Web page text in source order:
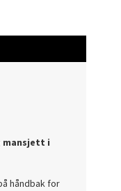
mansjett i
håndbak for